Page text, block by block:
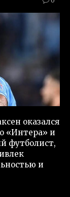
оказался
«Интера» и
футболист,
и